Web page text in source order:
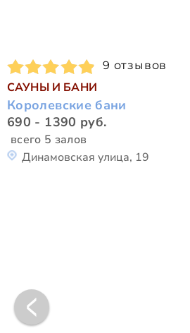
9 отзывов
САУНЫ И БАНИ
Королевские бани
690 - 1390 руб.
всего 5 залов
Динамовская улица, 19